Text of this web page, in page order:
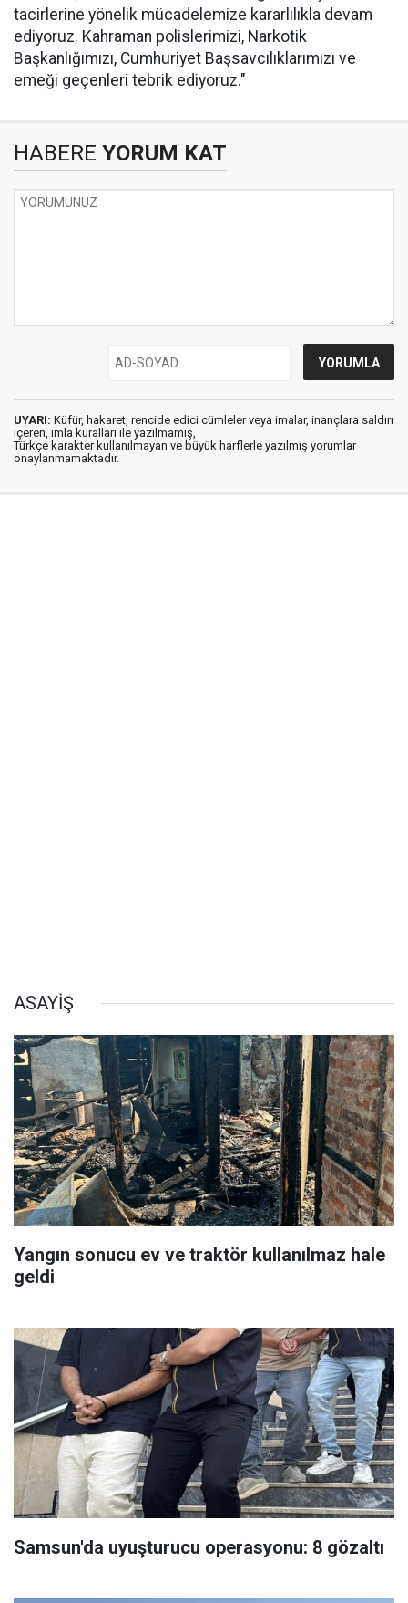
tacirlerine yönelik mücadelemize kararlılıkla devam
ediyoruz. Kahraman polislerimizi, Narkotik
Başkanlığımızı, Cumhuriyet Başsavcılıklarımızı ve
emeği geçenleri tebrik ediyoruz."
HABERE YORUM KAT
UYARI: Küfür, hakaret, rencide edici cümleler veya imalar, inançlara saldırı
içeren, imla kuralları ile yazılmamış,
Türkçe karakter kullanılmayan ve büyük harflerle yazılmış yorumlar
onaylanmamaktadır.
ASAYİŞ
Yangın sonucu ev ve traktör kullanılmaz hale
geldi
Samsun'da uyuşturucu operasyonu: 8 gözaltı